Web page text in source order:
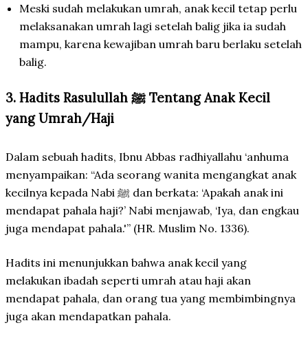
Meski sudah melakukan umrah, anak kecil tetap perlu
melaksanakan umrah lagi setelah balig jika ia sudah
mampu, karena kewajiban umrah baru berlaku setelah
balig.
3. Hadits Rasulullah ﷺ Tentang Anak Kecil
yang Umrah/Haji
Dalam sebuah hadits, Ibnu Abbas radhiyallahu ‘anhuma
menyampaikan: “Ada seorang wanita mengangkat anak
kecilnya kepada Nabi ﷺ dan berkata: ‘Apakah anak ini
mendapat pahala haji?’ Nabi menjawab, ‘Iya, dan engkau
juga mendapat pahala.'” (HR. Muslim No. 1336).
Hadits ini menunjukkan bahwa anak kecil yang
melakukan ibadah seperti umrah atau haji akan
mendapat pahala, dan orang tua yang membimbingnya
juga akan mendapatkan pahala.